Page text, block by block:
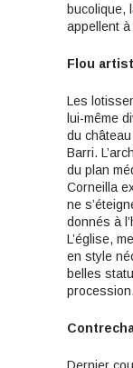
bucolique,
appellent
Flou
Les
lui-même
du
Barri.
du plan
Corneilla
ne
donnés à
L’église,
en style
belles
procession.